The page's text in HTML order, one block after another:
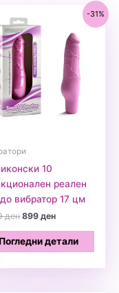
-31%
10
реален
вибратор 17 цм
денOriginal
was:
1299 ден.
899денCurrent
is:
Погледни детали